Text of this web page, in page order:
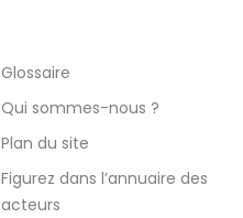
Glossaire
Qui sommes-nous ?
Plan du site
Figurez dans l’annuaire des
acteurs